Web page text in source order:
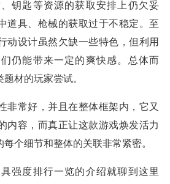
钥匙等资源的获取安排上仍欠妥
道具、枪械的获取过于不稳定。至
动设计虽然欠缺一些特色，但利用
仍能带来一定的爽快感。总体而
材的玩家尝试。
非常好，并且在整体框架内，它又
内容，而真正让这款游戏焕发活力
个细节和整体的关联非常紧密。
强度排行一览的介绍就聊到这里